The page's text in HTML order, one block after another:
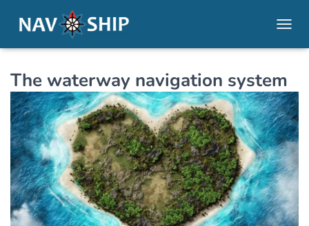
The waterway navigation system